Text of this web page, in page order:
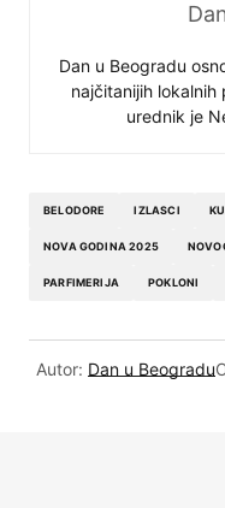
Dan u Beogradu
najčitanijih lokalnih
urednik je
BELODORE IZLASCI
NOVA GODINA 2025
PARFIMERIJA POKLONI
Autor: Dan u Beogradu